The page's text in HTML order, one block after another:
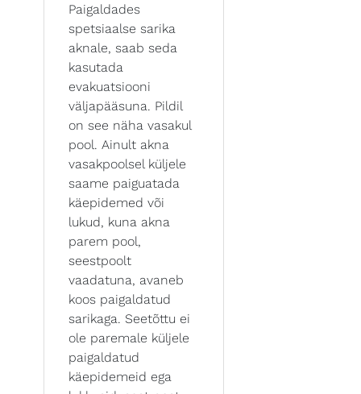
Paigaldades
spetsiaalse sarika
aknale, saab seda
kasutada
evakuatsiooni
väljapääsuna. Pildil
on see näha vasakul
pool. Ainult akna
vasakpoolsel küljele
saame paiguatada
käepidemed või
lukud, kuna akna
parem pool,
seestpoolt
vaadatuna, avaneb
koos paigaldatud
sarikaga. Seetõttu ei
ole paremale küljele
paigaldatud
käepidemeid ega